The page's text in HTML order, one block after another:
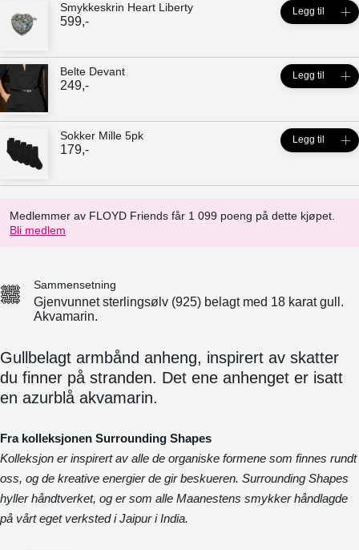
Medlemmer av FLOYD Friends får 1 099 poeng på dette kjøpet.
Bli medlem
Smykkeskrin Heart Liberty
599,-
Legg til
Belte Devant
249,-
Legg til
Sokker Mille 5pk
179,-
Legg til
Sammensetning
Gjenvunnet sterlingsølv (925) belagt med 18 karat gull.
Akvamarin.
Gullbelagt armbånd anheng, inspirert av skatter
du finner på stranden. Det ene anhenget er isatt
en azurblå akvamarin.
Fra kolleksjonen Surrounding Shapes
Kolleksjon er inspirert av alle de organiske formene som finnes rundt
oss, og de kreative energier de gir beskueren. Surrounding Shapes
hyller håndtverket, og er som alle Maanestens smykker håndlagde
på vårt eget verksted i Jaipur i India.